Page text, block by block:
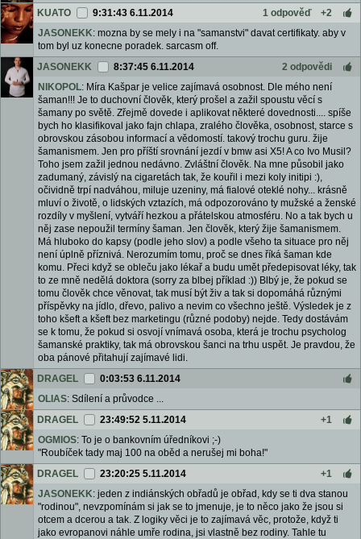
KUATO
9:31:43 6.11.2014 1 odpověď
+2
JASONEKK: mozna by se mely i na "samanstvi" davat certifikaty. aby v
tom byl uz konecne poradek. sarcasm off.
JASONEKK
8:37:45 6.11.2014
2 odpovědi
NIKOPOL: Míra Kašpar je velice zajímavá osobnost. Dle mého není
šaman!!! Je to duchovní člověk, který prošel a zažil spoustu věcí s
šamany po světě. Zřejmě dovede i aplikovat některé dovednosti.... spíše
bych ho klasifikoval jako fajn chlapa, zralého člověka, osobnost, starce s
obrovskou zásobou informací a vědomostí. takový trochu guru. žije
šamanismem. Jen pro příští srovnání jezdí v bmw asi X5! A co Ivo Musil?
Toho jsem zažil jednou nedávno. Zvláštní člověk. Na mne působil jako
zadumaný, závislý na cigaretách tak, že kouřil i mezi koly initipi :),
očividně trpí nadváhou, miluje uzeniny, má fialové oteklé nohy... krásně
mluví o životě, o lidských vztazích, má odpozorováno ty mužské a ženské
rozdíly v myšlení, vytváří hezkou a přátelskou atmosféru. No a tak bych u
něj zase nepoužil termíny šaman. Jen člověk, který žije šamanismem.
Má hluboko do kapsy (podle jeho slov) a podle všeho ta situace pro něj
není úplně příznivá. Nerozumím tomu, proč se dnes říká šaman kde
komu. Přeci když se obleču jako lékař a budu umět předepisovat léky, tak
to ze mně nedělá doktora (sorry za blbej příklad :)) Blbý je, že pokud se
tomu člověk chce věnovat, tak musí být živ a tak si dopomáhá různými
příspěvky na jídlo, dřevo, palivo a nevim co všechno ještě. Výsledek je z
toho kšeft a kšeft bez marketingu (různé podoby) nejde. Tedy dostávám
se k tomu, že pokud si osvojí vnímavá osoba, která je trochu psycholog
šamanské praktiky, tak má obrovskou šanci na trhu uspět. Je pravdou, že
oba pánové přitahují zajímavé lidi.
DRAGEL
0:03:53 6.11.2014
OLIAS: Sdílení a průvodce ...
DRAGEL
23:49:52 5.11.2014
+1
OGMIOS: To je o bankovním úředníkovi ;-)
"Roubíček tady maj 100 na oběd a nerušej mi boha!"
DRAGEL
23:20:25 5.11.2014
+1
JASONEKK: jeden z indiánských obřadů je obřad, kdy se ti dva stanou
"rodinou", nevzpomínám si jak se to jmenuje, je to něco jako že jsou si
otcem a dcerou a tak. Z logiky věci je to zajímavá věc, protože, když ti
jako evropanovi náhle umře rodina, jsi vlastně bez rodiny. Tahle tu